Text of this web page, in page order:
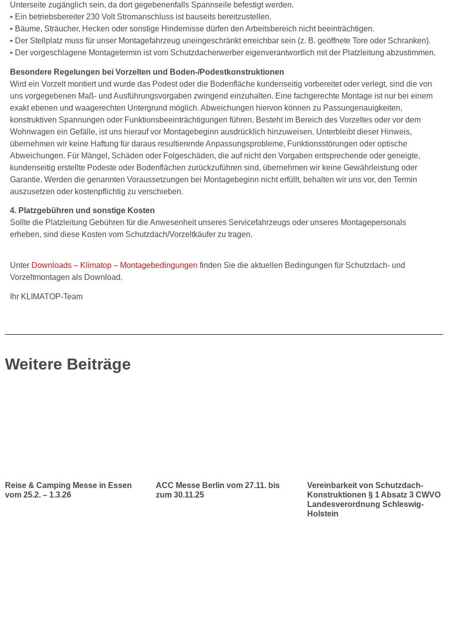
Unterseite zugänglich sein, da dort gegebenenfalls Spannseile befestigt werden.
• Ein betriebsbereiter 230 Volt Stromanschluss ist bauseits bereitzustellen.
• Bäume, Sträucher, Hecken oder sonstige Hindernisse dürfen den Arbeitsbereich nicht beeinträchtigen.
• Der Stellplatz muss für unser Montagefahrzeug uneingeschränkt erreichbar sein (z. B. geöffnete Tore oder Schranken).
• Der vorgeschlagene Montagetermin ist vom Schutzdacherwerber eigenverantwortlich mit der Platzleitung abzustimmen.
Besondere Regelungen bei Vorzelten und Boden-/Podestkonstruktionen
Wird ein Vorzelt montiert und wurde das Podest oder die Bodenfläche kundenseitig vorbereitet oder verlegt, sind die von
uns vorgegebenen Maß- und Ausführungsvorgaben zwingend einzuhalten. Eine fachgerechte Montage ist nur bei einem
exakt ebenen und waagerechten Untergrund möglich. Abweichungen hiervon können zu Passungenauigkeiten,
konstruktiven Spannungen oder Funktionsbeeinträchtigungen führen. Besteht im Bereich des Vorzeltes oder vor dem
Wohnwagen ein Gefälle, ist uns hierauf vor Montagebeginn ausdrücklich hinzuweisen. Unterbleibt dieser Hinweis,
übernehmen wir keine Haftung für daraus resultierende Anpassungsprobleme, Funktionsstörungen oder optische
Abweichungen. Für Mängel, Schäden oder Folgeschäden, die auf nicht den Vorgaben entsprechende oder geneigte,
kundenseitig erstellte Podeste oder Bodenflächen zurückzuführen sind, übernehmen wir keine Gewährleistung oder
Garantie. Werden die genannten Voraussetzungen bei Montagebeginn nicht erfüllt, behalten wir uns vor, den Termin
auszusetzen oder kostenpflichtig zu verschieben.
4. Platzgebühren und sonstige Kosten
Sollte die Platzleitung Gebühren für die Anwesenheit unseres Servicefahrzeugs oder unseres Montagepersonals
erheben, sind diese Kosten vom Schutzdach/Vorzeltkäufer zu tragen.
Unter Downloads – Klimatop – Montagebedingungen finden Sie die aktuellen Bedingungen für Schutzdach- und
Vorzeltmontagen als Download.
Ihr KLIMATOP-Team
Weitere Beiträge
Reise & Camping Messe in Essen
vom 25.2. – 1.3.26
ACC Messe Berlin vom 27.11. bis
zum 30.11.25
Vereinbarkeit von Schutzdach-
Konstruktionen § 1 Absatz 3 CWVO
Landesverordnung Schleswig-
Holstein